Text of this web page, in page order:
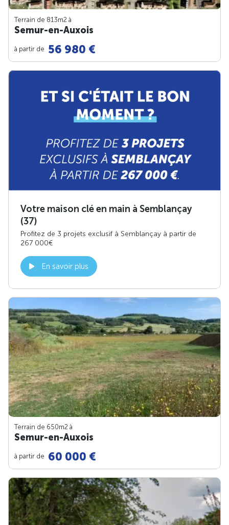
Terrain de 813m2 à
Semur-en-Auxois
à partir de 56 980 €
Votre maison clé en main à Semblançay
(37)
Profitez de 3 projets exclusif à Semblançay à partir de
267 000€
En savoir plus
Terrain de 650m2 à
Semur-en-Auxois
à partir de 60 000 €